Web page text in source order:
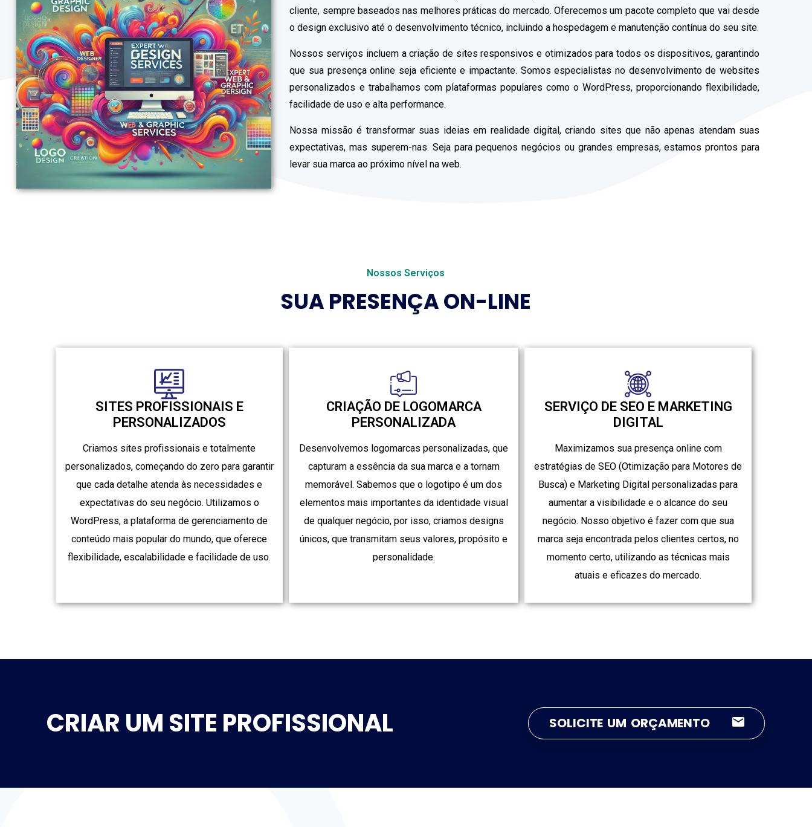
cliente, sempre baseados nas melhores práticas do mercado. Oferecemos um pacote completo que vai desde
o design exclusivo até o desenvolvimento técnico, incluindo a hospedagem e manutenção contínua do seu site.
Nossos serviços incluem a criação de sites responsivos e otimizados para todos os dispositivos, garantindo
que sua presença online seja eficiente e impactante. Somos especialistas no desenvolvimento de websites
personalizados e trabalhamos com plataformas populares como o WordPress, proporcionando flexibilidade,
facilidade de uso e alta performance.
Nossa missão é transformar suas ideias em realidade digital, criando sites que não apenas atendam suas
expectativas, mas superem-nas. Seja para pequenos negócios ou grandes empresas, estamos prontos para
levar sua marca ao próximo nível na web.
Nossos Serviços
SUA PRESENÇA ON-LINE
SITES PROFISSIONAIS E
PERSONALIZADOS
Criamos sites profissionais e totalmente
personalizados, começando do zero para garantir
que cada detalhe atenda às necessidades e
expectativas do seu negócio. Utilizamos o
WordPress, a plataforma de gerenciamento de
conteúdo mais popular do mundo, que oferece
flexibilidade, escalabilidade e facilidade de uso.
CRIAÇÃO DE LOGOMARCA
PERSONALIZADA
Desenvolvemos logomarcas personalizadas, que
capturam a essência da sua marca e a tornam
memorável. Sabemos que o logotipo é um dos
elementos mais importantes da identidade visual
de qualquer negócio, por isso, criamos designs
únicos, que transmitam seus valores, propósito e
personalidade.
SERVIÇO DE SEO E MARKETING
DIGITAL
Maximizamos sua presença online com
estratégias de SEO (Otimização para Motores de
Busca) e Marketing Digital personalizadas para
aumentar a visibilidade e o alcance do seu
negócio. Nosso objetivo é fazer com que sua
marca seja encontrada pelos clientes certos, no
momento certo, utilizando as técnicas mais
atuais e eficazes do mercado.
CRIAR UM SITE PROFISSIONAL SOLICITE UM ORÇAMENTO